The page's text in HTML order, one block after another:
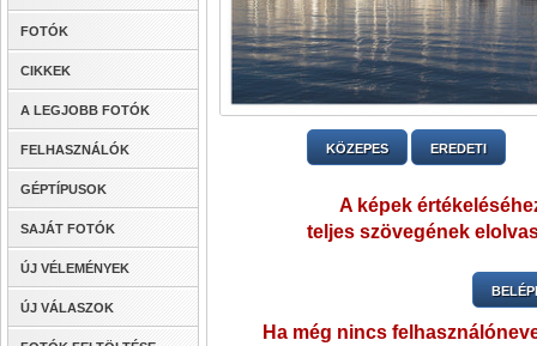
FOTÓK
CIKKEK
A LEGJOBB FOTÓK
FELHASZNÁLÓK
GÉPTÍPUSOK
SAJÁT FOTÓK
ÚJ VÉLEMÉNYEK
ÚJ VÁLASZOK
KÖZEPES EREDETI
A képek
teljes szövegének
Ha még nincs